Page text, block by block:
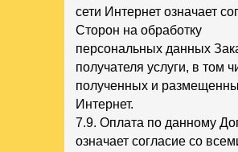
сети Интернет означает
Сторон на обработку
персональных данных
получателя услуги, в том
полученных и
Интернет.
7.9. Оплата по данному
означает согласие со